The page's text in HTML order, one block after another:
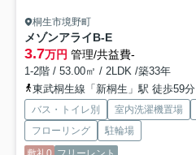
桐生市境野町
メゾンアライB-E
3.7万円 管理/共益費-
1-2階 / 53.00㎡ / 2LDK /築33年
東武桐生線「新桐生」駅 徒歩59分
バス・トイレ別 室内洗濯機置場
フローリング
駐輪場